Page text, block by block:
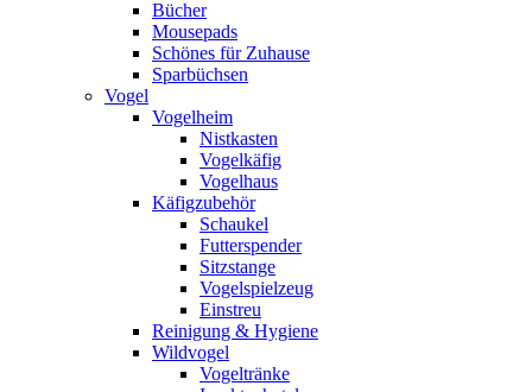
Bücher
Mousepads
Schönes für Zuhause
Sparbüchsen
Vogel
Vogelheim
Nistkasten
Vogelkäfig
Vogelhaus
Käfigzubehör
Schaukel
Futterspender
Sitzstange
Vogelspielzeug
Einstreu
Reinigung & Hygiene
Wildvogel
Vogeltränke